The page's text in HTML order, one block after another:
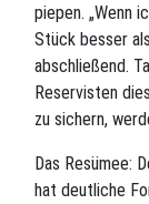
piepen. „Wenn
Stück besser
abschließend.
Reservisten
zu sichern,
Das Resümee:
hat deutliche